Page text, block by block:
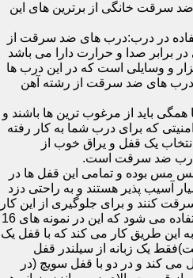
سرقت خانگی از برترین های این
در درب:درب های ضد سرقت از
در برابر صدا و حرارت دارا می باشد
و وسایلی است که در این درب ها
درب های ضد سرقت از رشته آهن
باید از مرغوب ترین ها باشند و
که برای درب شما به کار رفته
یک قفل و یراق خوب از
درب ضد سرقت است.
مس بوده و تمامی این قفل ها در
آسیب پذیر هستند و به راحتی دزد
کنند و برای جلوگیری از این کار
از قفل مولتی سیستم استفاده می شود که این در نمونه های 16
و به این طریق کار می کند که با قفل یک
یک زبانه از سیلندر قفل
کند و در دو با قفل سویچ (در